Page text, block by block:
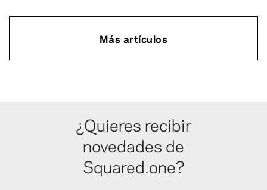
Más artículos
¿Quieres recibir
novedades de
Squared.one?